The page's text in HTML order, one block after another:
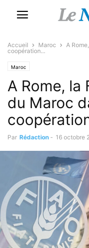
Accueil Maroc
A
coopération...
Maroc
A Rome, la
du Maroc
Par Rédaction - 16 octobre